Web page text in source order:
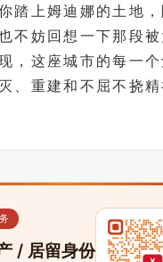
踏上姆迪娜的土地
不妨回想一下那段
，这座城市的每一
、重建和不屈不挠
/ 居留身份